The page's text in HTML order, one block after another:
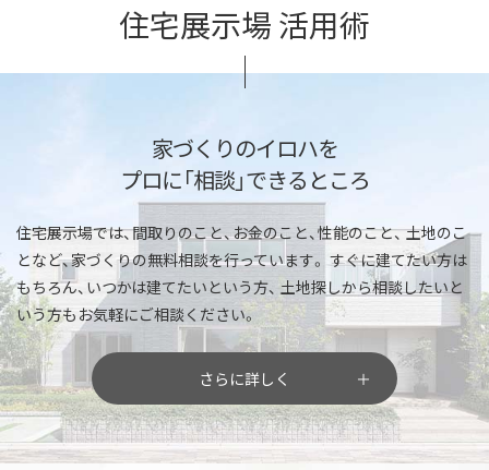
住宅展示場 活用術
家づくりのイロハを
プロに「相談」できるところ
住宅展示場では、間取りのこと、お金のこと、性能のこと、土地のこ
となど、家づくりの無料相談を行っています。 すぐに建てたい方は
もちろん、いつかは建てたいという方、 土地探しから相談したいと
いう方もお気軽にご相談ください。
さらに詳しく